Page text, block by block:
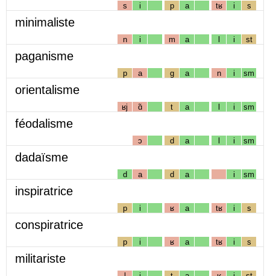
s i p a tʁ i s
minimaliste
n i m a l i st
paganisme
p a g a n i sm
orientalisme
ʁj ɑ̃ t a l i sm
féodalisme
ɔ d a l i sm
dadaïsme
d a d a i sm
inspiratrice
p i ʁ a tʁ i s
conspiratrice
p i ʁ a tʁ i s
militariste